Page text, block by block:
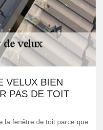
VELUX BIEN
PAS DE TOIT
la fenêtre de toit parce que